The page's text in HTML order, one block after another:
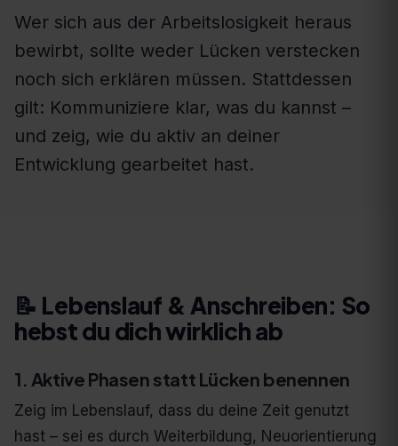
Wer sich aus der Arbeitslosigkeit heraus
bewirbt, sollte weder Lücken verstecken
noch sich erklären müssen. Stattdessen
gilt: Kommuniziere klar, was du kannst –
und zeig, wie du aktiv an deiner
Entwicklung gearbeitet hast.
📝 Lebenslauf & Anschreiben: So
hebst du dich wirklich ab
1. Aktive Phasen statt Lücken benennen
Zeig im Lebenslauf, dass du deine Zeit genutzt
hast – sei es durch Weiterbildung, Neuorientierung